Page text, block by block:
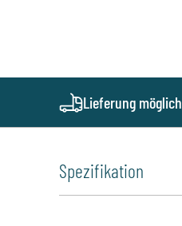
Lieferung möglich
Spezifikation